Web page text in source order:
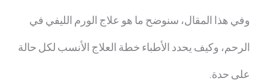
وفي هذا المقال، سنوضح ما هو علاج الورم الليفي في
الرحم، وكيف يحدد الأطباء خطة العلاج الأنسب لكل حالة
على حدة.